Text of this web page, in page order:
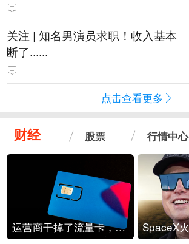
关注 | 知名男演员求职！收入基本
断了......
点击查看更多
财经 股票 行情中心
运营商干掉了流量卡，他们真的玩不起了